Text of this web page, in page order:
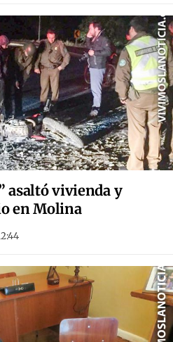
asaltó vivienda y
en Molina